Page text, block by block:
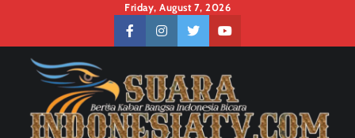
content
Friday, August 7, 2026
facebookinstagramtwitteryoutube